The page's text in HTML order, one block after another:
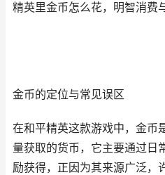
精英里金币怎么花，明智消费
金币的定位与常见误区
在和平精英这款游戏中，金币
量获取的货币，它主要通过日
励获得，正因为其来源广泛，